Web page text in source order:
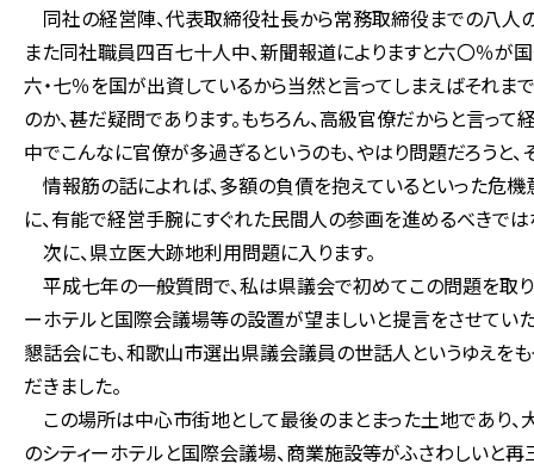
同社の経営陣、代表取締役社長から常務取締役までの八人
また同社職員四百七十人中、新聞報道によりますと六〇％が
六・七％を国が出資しているから当然と言ってしまえばそれ
のか、甚だ疑問であります。もちろん、高級官僚だからと言っ
中でこんなに官僚が多過ぎるというのも、やはり問題だろうと、
情報筋の話によれば、多額の負債を抱えているといった危機
に、有能で経営手腕にすぐれた民間人の参画を進めるべきで
次に、県立医大跡地利用問題に入ります。
平成七年の一般質問で、私は県議会で初めてこの問題を取
ーホテルと国際会議場等の設置が望ましいと提言をさせてい
懇話会にも、和歌山市選出県議会議員の世話人というゆえを
だきました。
この場所は中心市街地として最後のまとまった土地であり、
のシティーホテルと国際会議場、商業施設等がふさわしいと